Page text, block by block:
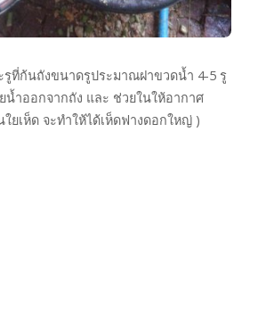
รูที่ก้นถังขนาดรูประมาณฝาขวดน้ำ 4-5 รู
น้ำออกจากถัง และ ช่วยในให้อากาศ
ยเห็ด จะทำให้ได้เห็ดฟางดอกใหญ่ )